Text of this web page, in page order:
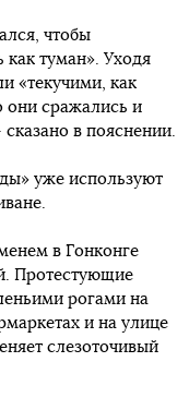
чтобы
как туман». Уходя
«текучими, как
они сражались и
в пояснении.
уже используют
в Гонконге
Протестующие
рогами на
и на улице
слезоточивый